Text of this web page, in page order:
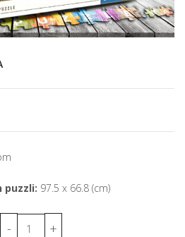
puzzli: 97.5 x 66.8 (cm)